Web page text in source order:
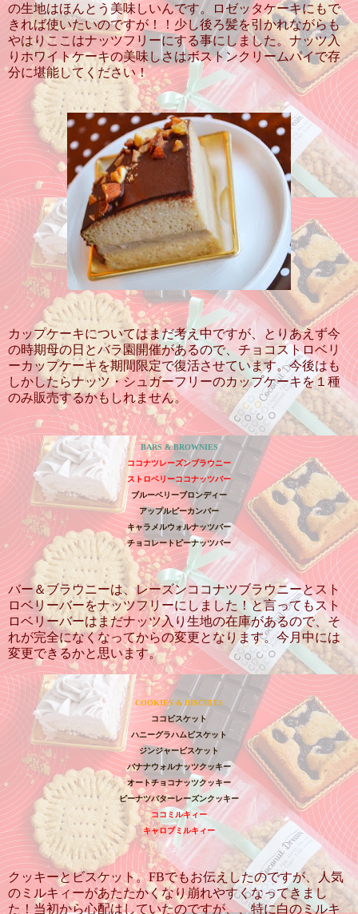
の生地はほんとう美味しいんです。ロゼッタケーキにもで
きれば使いたいのですが！！少し後ろ髪を引かれながらも
やはりここはナッツフリーにする事にしました。ナッツ入
りホワイトケーキの美味しさはボストンクリームパイで存
分に堪能してください！
カップケーキについてはまだ考え中ですが、とりあえず今
の時期母の日とバラ園開催があるので、チョコストロベリ
ーカップケーキを期間限定で復活させています。今後はも
しかしたらナッツ・シュガーフリーのカップケーキを１種
のみ販売するかもしれません。
BARS & BROWNIES
ココナツレーズンブラウニー
ストロベリーココナッツバー
ブルーベリーブロンディー
アップルピーカンバー
キャラメルウォルナッツバー
チョコレートピーナッツバー
バー＆ブラウニーは、レーズンココナツブラウニーとスト
ロベリーバーをナッツフリーにしました！と言ってもスト
ロベリーバーはまだナッツ入り生地の在庫があるので、そ
れが完全になくなってからの変更となります。今月中には
変更できるかと思います。
COOKIES & BISCUITS
ココビスケット
ハニーグラハムビスケット
ジンジャービスケット
バナナウォルナッツクッキー
オートチョコナッツクッキー
ピーナツバターレーズンクッキー
ココミルキィー
キャロブミルキィー
クッキーとビスケット。FBでもお伝えしたのですが、人気
のミルキィーがあたたかくなり崩れやすくなってきまし
た！当初から心配はしていたのですが、、特に白のミルキ